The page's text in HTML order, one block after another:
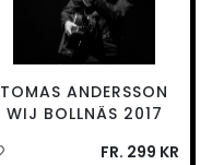
TOMAS ANDERSSON
WIJ BOLLNÄS 2017
FR. 299 KR